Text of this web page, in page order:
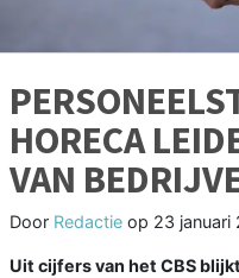
HORECA
VAN
Door Redactie op 23 januari
Uit cijfers van het CBS